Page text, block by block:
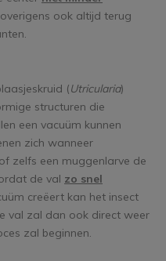
ook altijd terug
(Utricularia)
structuren die
een vacuüm kunnen
zich wanneer
zelfs een muggenlarve de
de val zo snel
creëert kan het insect
val zal dan ook direct weer
zal beginnen.